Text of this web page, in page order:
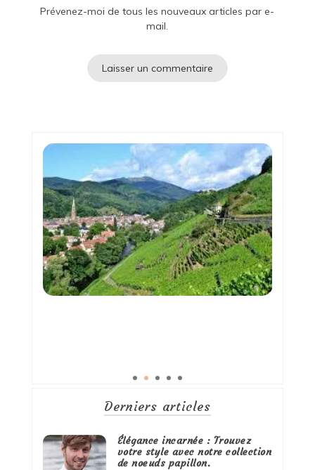
Prévenez-moi de tous les nouveaux articles par e-
mail.
Derniers articles
Élégance incarnée : Trouvez
votre style avec notre collection
de noeuds papillon.